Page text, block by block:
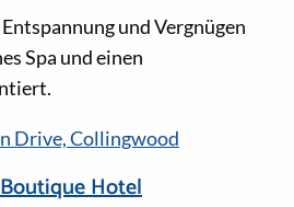
und Vergnügen
Spa und einen
Drive, Collingwood
Hotel